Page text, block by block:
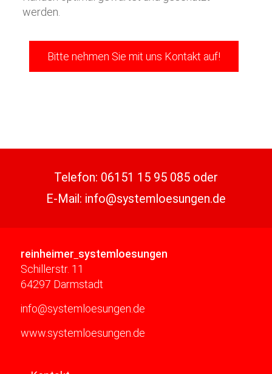
werden.
Bitte nehmen Sie mit uns Kontakt auf!
Telefon: 06151 15 95 085 oder
E-Mail: info@systemloesungen.de
reinheimer systemloesungen
Schillerstr. 11
64297 Darmstadt
info@systemloesungen.de
www.systemloesungen.de